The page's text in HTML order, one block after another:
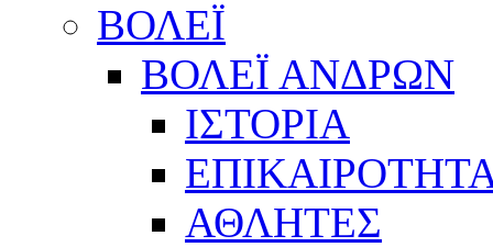
ΒΟΛΕΪ
ΒΟΛΕΪ ΑΝΔΡΩΝ
ΙΣΤΟΡΙΑ
ΑΘΛΗΤΕΣ